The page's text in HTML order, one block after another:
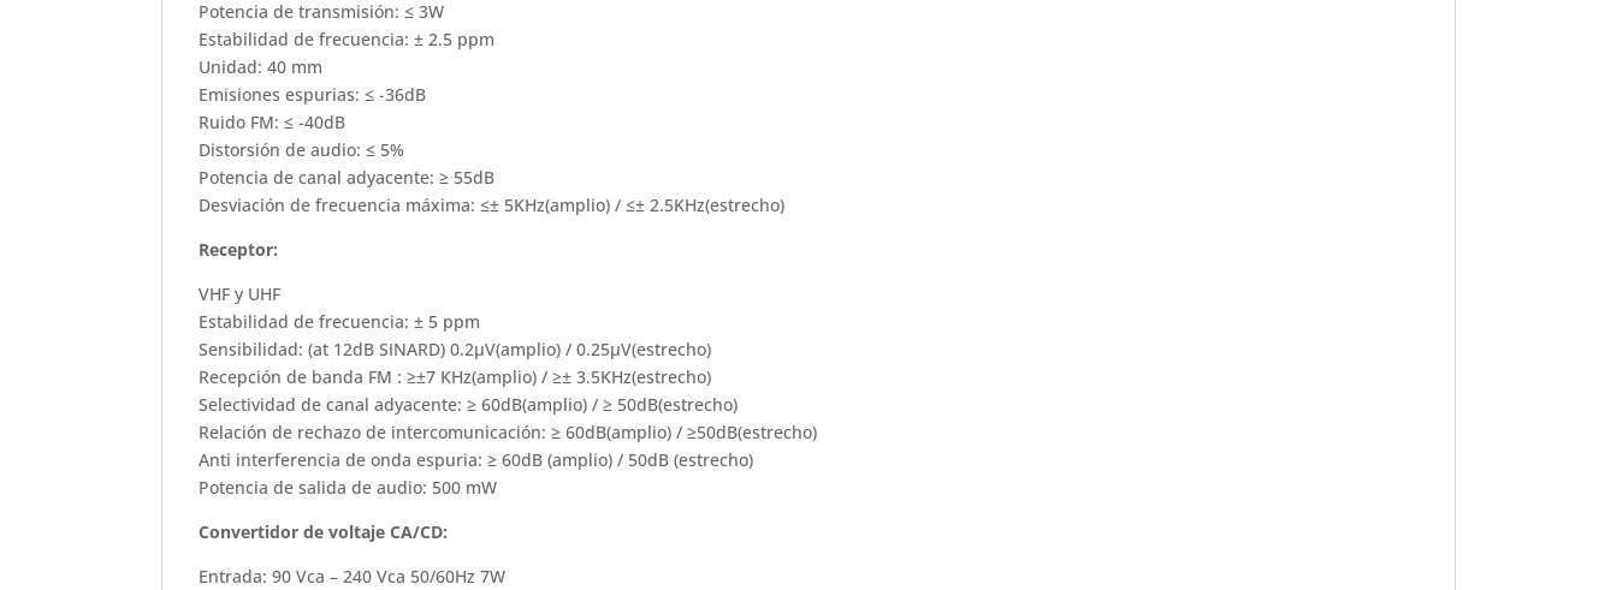
Potencia de transmisión: ≤ 3W
Estabilidad de frecuencia: ± 2.5 ppm
Unidad: 40 mm
Emisiones espurias: ≤ -36dB
Ruido FM: ≤ -40dB
Distorsión de audio: ≤ 5%
Potencia de canal adyacente: ≥ 55dB
Desviación de frecuencia máxima: ≤± 5KHz(amplio) / ≤± 2.5KHz(estrecho)
Receptor:
VHF y UHF
Estabilidad de frecuencia: ± 5 ppm
Sensibilidad: (at 12dB SINARD) 0.2µV(amplio) / 0.25µV(estrecho)
Recepción de banda FM : ≥±7 KHz(amplio) / ≥± 3.5KHz(estrecho)
Selectividad de canal adyacente: ≥ 60dB(amplio) / ≥ 50dB(estrecho)
Relación de rechazo de intercomunicación: ≥ 60dB(amplio) / ≥50dB(estrecho)
Anti interferencia de onda espuria: ≥ 60dB (amplio) / 50dB (estrecho)
Potencia de salida de audio: 500 mW
Convertidor de voltaje CA/CD:
Entrada: 90 Vca – 240 Vca 50/60Hz 7W